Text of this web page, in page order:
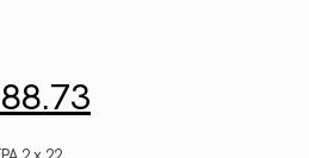
prix